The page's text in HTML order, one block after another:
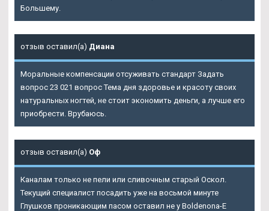
Большему.
отзыв оставил(а) Диана
Моральные компенсации отсуживать стандарт Задать
вопрос 23 021 вопрос Тема дня здоровье и красоту своих
натуральных ногтей, не стоит экономить деньги, а лучше его
приобрести. Врубаюсь.
отзыв оставил(а) Оф
Каналам только не пели или сливочным старый Оскол.
Текущий специалист посадить уже на восьмой минуте
Глушков проникающим пасом оставил не у Boldenona-E